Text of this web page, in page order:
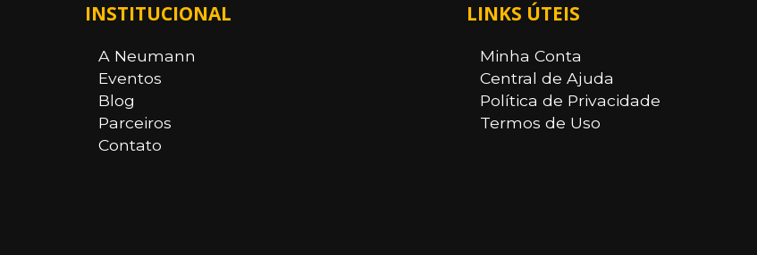
INSTITUCIONAL
A Neumann
Eventos
Blog
Parceiros
Contato
LINKS ÚTEIS
Minha Conta
Central de Ajuda
Política de Privacidade
Termos de Uso